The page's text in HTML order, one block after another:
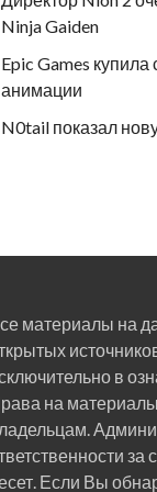
Ninja Gaiden
Epic Games
анимации
N0tail показал
материалы на
в
на
Если Вы